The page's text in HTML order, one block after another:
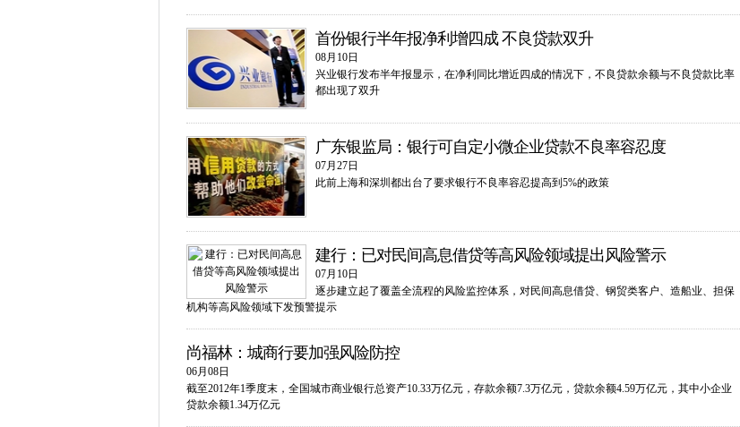
首份银行半年报净利增四成 不良贷款双升
08月10日
兴业银行发布半年报显示，在净利同比增近四成的情况下，不良贷款余额与不良贷款比率
都出现了双升
广东银监局：银行可自定小微企业贷款不良率容忍度
07月27日
此前上海和深圳都出台了要求银行不良率容忍提高到5%的政策
建行：已对民间高息借贷等高风险领域提出风险警示
07月10日
逐步建立起了覆盖全流程的风险监控体系，对民间高息借贷、钢贸类客户、造船业、担保
机构等高风险领域下发预警提示
尚福林：城商行要加强风险防控
06月08日
截至2012年1季度末，全国城市商业银行总资产10.33万亿元，存款余额7.3万亿元，贷款余额4.59万亿元，其中小企业
贷款余额1.34万亿元